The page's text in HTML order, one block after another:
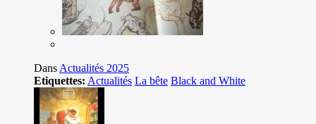
Dans Actualités 2025
Etiquettes: Actualités La bête Black and White